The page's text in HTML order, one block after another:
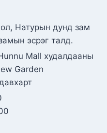
Натурын дунд зам
эсрэг талд.
Mall худалдааны
Garden